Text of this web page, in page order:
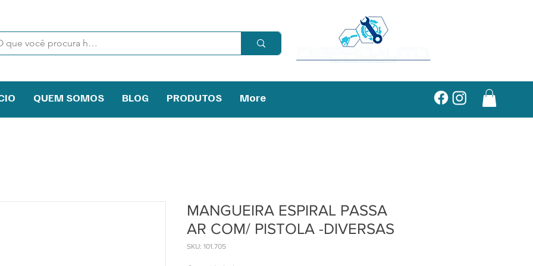
QUEM SOMOS BLOG PRODUTOS More
MANGUEIRA ESPIRAL PASSA
AR COM/ PISTOLA -DIVERSAS
SKU: 101.705